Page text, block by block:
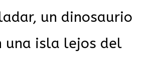
un dinosaurio
una isla lejos del